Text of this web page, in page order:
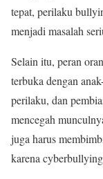
tepat, perilaku
menjadi masalah
Selain itu, peran
terbuka dengan
perilaku, dan
mencegah
juga harus
karena